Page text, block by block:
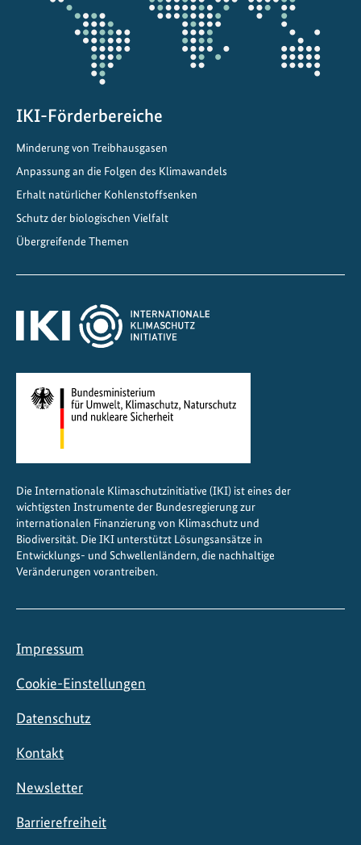
u
f
d
z
m
u
d
h
e
r
K
IKI-Förderbereiche
Minderung von Treibhausgasen
Anpassung an die Folgen des Klimawandels
Erhalt natürlicher Kohlenstoffsenken
Schutz der biologischen Vielfalt
Übergreifende Themen
Die Internationale Klimaschutzinitiative (IKI) ist eines der
wichtigsten Instrumente der Bundesregierung zur
internationalen Finanzierung von Klimaschutz und
Biodiversität. Die IKI unterstützt Lösungsansätze in
Entwicklungs- und Schwellenländern, die nachhaltige
Veränderungen vorantreiben.
Impressum
Cookie-Einstellungen
Datenschutz
Kontakt
Newsletter
Barrierefreiheit